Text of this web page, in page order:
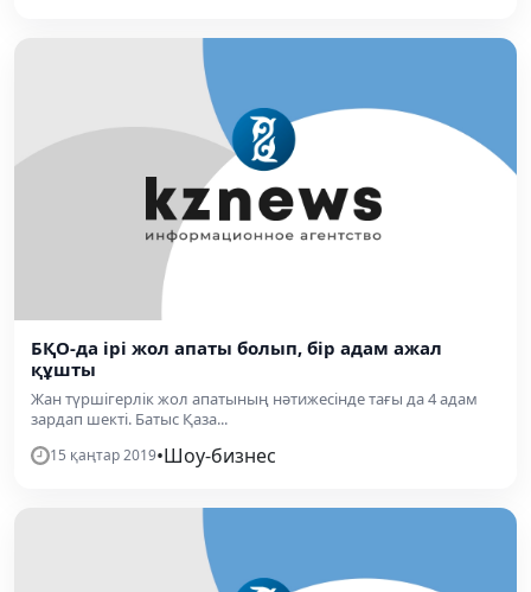
БҚО-да ірі жол апаты болып, бір адам ажал
құшты
Жан түршігерлік жол апатының нәтижесінде тағы да 4 адам
зардап шекті. Батыс Қаза...
15 қаңтар 2019•Шоу-бизнес